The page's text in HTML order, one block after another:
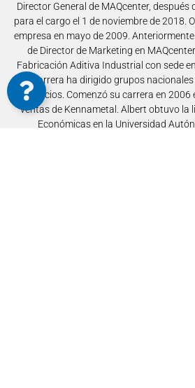
Director General de MAQcenter,
para el cargo el 1 de noviembre de 2018.
empresa en mayo de 2009.
de Director de Marketing en
Fabricación Aditiva Industrial con sede
su carrera ha dirigido grupos
servicios. Comenzó su carrera en 2006
ventas de Kennametal. Albert obtuvo la
Económicas en la Universidad